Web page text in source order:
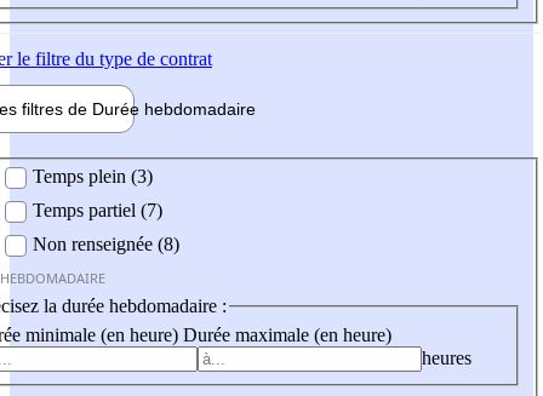
le filtre du type de contrat
filtres de Durée hebdomadaire
Temps plein (3)
Temps partiel (7)
Non renseignée (8)
la durée hebdomadaire :
minimale (en heure) Durée maximale (en heure)
heures